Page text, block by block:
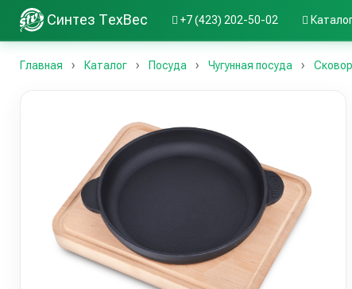
Синтез ТехВес +7 (423) 202-50-02
Главная Каталог Посуда Чугунная посуда